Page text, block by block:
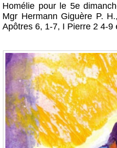
Homélie pour le 5e
Mgr Hermann Giguère P.
Apôtres 6, 1-7, I Pierre 2 4-9